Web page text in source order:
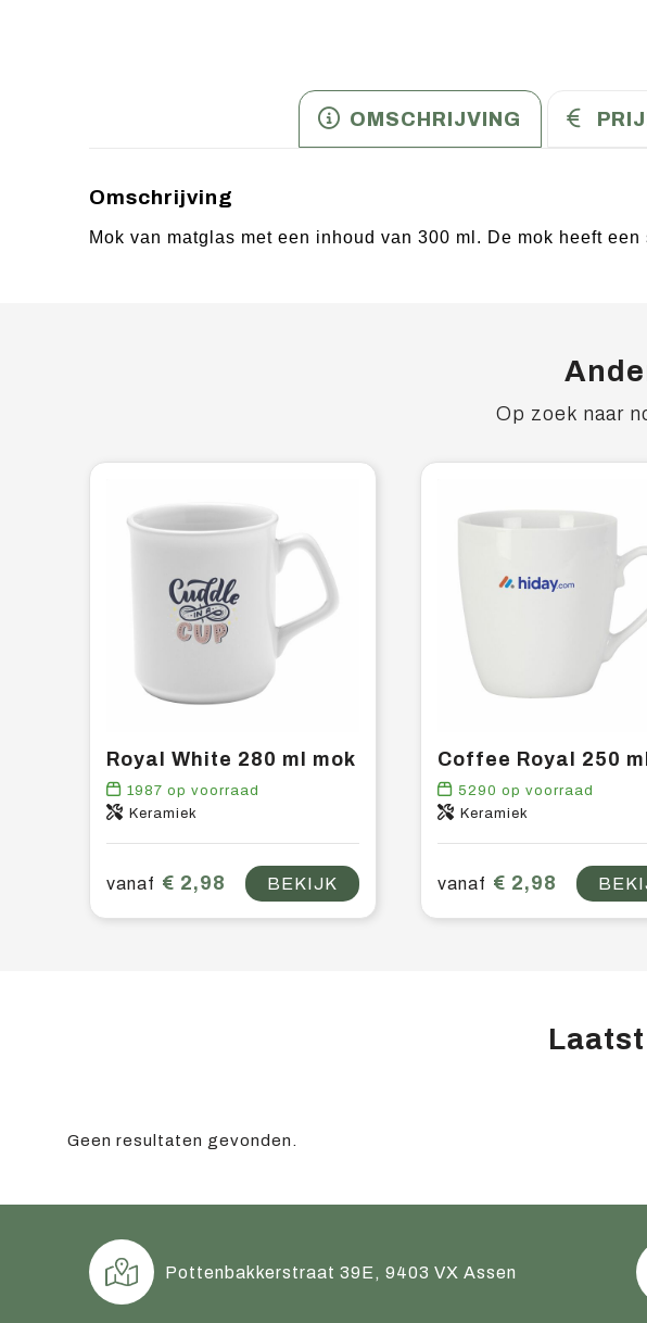
OMSCHRIJVING
Omschrijving
Mok van matglas met een inhoud van 300 ml. De mok heeft
Op zoek naar
Royal White 280 ml mok
1987 op voorraad
Keramiek
vanaf € 2,98 BEKIJK
5290 op voorraad
Keramiek
vanaf € 2,98
Geen resultaten gevonden.
Pottenbakkerstraat 39E, 9403 VX Assen